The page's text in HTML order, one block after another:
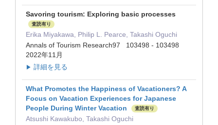
Savoring tourism: Exploring basic processes
査読有り
Erika Miyakawa, Philip L. Pearce, Takashi Oguchi
Annals of Tourism Research97 103498 - 103498
2022年11月
▶ 詳細を見る
What Promotes the Happiness of Vacationers? A
Focus on Vacation Experiences for Japanese
People During Winter Vacation
査読有り
Atsushi Kawakubo, Takashi Oguchi